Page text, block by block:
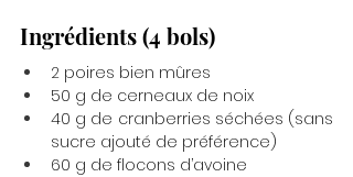
Ingrédients (4 bols)
2 poires bien mûres
50 g de cerneaux de noix
40 g de cranberries séchées (sans
sucre ajouté de préférence)
60 g de flocons d’avoine